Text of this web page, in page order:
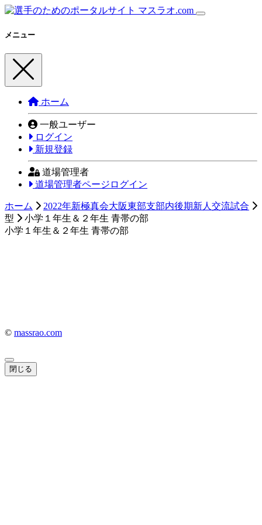
メニュー
ホーム
一般ユーザー
ログイン
新規登録
道場管理者
道場管理者ページログイン
ホーム
2022年新極真会大阪東部支部内後期新人交流試合
型
小学１年生＆２年生 青帯の部
小学１年生＆２年生 青帯の部
© massrao.com
閉じる